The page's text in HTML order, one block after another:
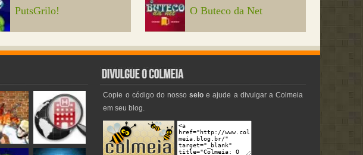
PutsGrilo! O Buteco da Net
Copie o código do nossoselo e ajude a divulgar a Colmeia
em seu blog.